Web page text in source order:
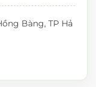
Bàng, TP Hả